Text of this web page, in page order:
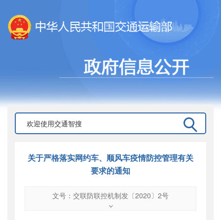
关于严格落实网约车、顺风车疫情防控管理有关
要求的通知
文号：交联防联控机制发〔2020〕2号
交联防联控机制发〔2020〕2号